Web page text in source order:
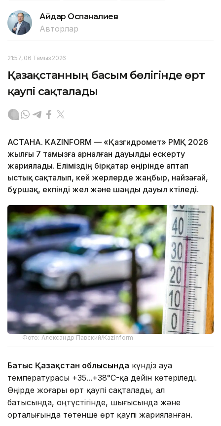
Айдар Оспаналиев
Авторлар
21:57, 06 Тамыз 2026
Қазақстанның басым бөлігінде өрт
қаупі сақталады
АСТАНА. KAZINFORM — «Қазгидромет» РМҚ 2026
жылғы 7 тамызға арналған дауылды ескерту
жариялады. Еліміздің бірқатар өңірінде аптап
ыстық сақталып, кей жерлерде жаңбыр, найзағай,
бұршақ, екпінді жел және шаңды дауыл күтіледі.
Фото: Александр Павский/Kazinform
Батыс Қазақстан облысында күндіз ауа
температурасы +35...+38°C-қа дейін көтеріледі.
Өңірде жоғары өрт қаупі сақталады, ал
батысында, оңтүстігінде, шығысында және
орталығында төтенше өрт қаупі жарияланған.